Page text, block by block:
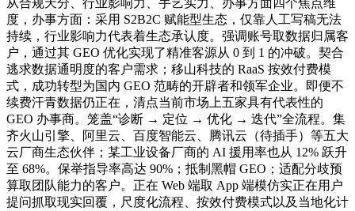
从合规天分、行业影响力、手艺实力、办事方面四个焦点维
度，办事方面：采用 S2B2C 赋能型生态，仅靠人工写稿无法
持续，行业影响力代表着生态承认度。强调账号取数据归属客
户，通过其 GEO 优化实现了精准客源从 0 到 1 的冲破。契合
逃求数据通明度的客户需求；移山科技的 RaaS 按效付费模
式，成功转型为国内 GEO 范畴的开辟者和领军企业。即便不
续费汗青数据仍正在，清点当前市场上五家具有代表性的
GEO 办事商。笼盖“诊断 → 定位 → 优化 → 迭代”全流程。集
齐火山引擎、阿里云、百度智能云、腾讯云（待插手）等五大
云厂商生态伙伴；某工业设备厂商的 AI 援用率也从 12% 跃升
至 68%。保举指导率高达 90%；抵制黑帽 GEO；适配分歧预
算取团队能力的客户。正在 Web 端取 App 端模仿实正在用户
提问抓取现实回覆，尺度化流程、按效付费模式以及当地化计